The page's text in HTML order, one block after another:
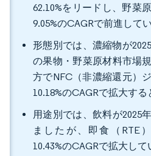
62.10%をリードし、野菜
9.05%のCAGRで前進してい
形態別では、濃縮物が
の果物・野菜原材料市場
方でNFC（非濃縮還元）
10.18%のCAGRで拡大する
用途別では、飲料が2025
ましたが、即食（RTE
10.43%のCAGRで拡大して